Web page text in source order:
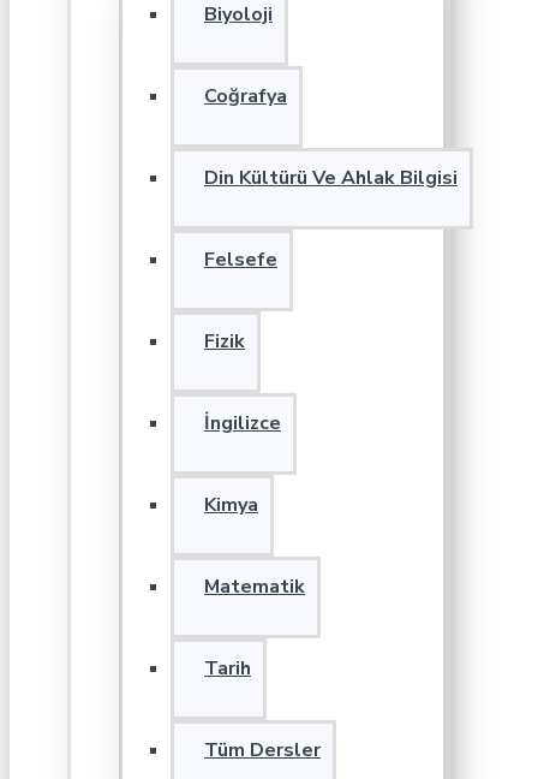
Biyoloji
Coğrafya
Din Kültürü Ve Ahlak Bilgisi
Felsefe
Fizik
İngilizce
Kimya
Matematik
Tarih
Tüm Dersler